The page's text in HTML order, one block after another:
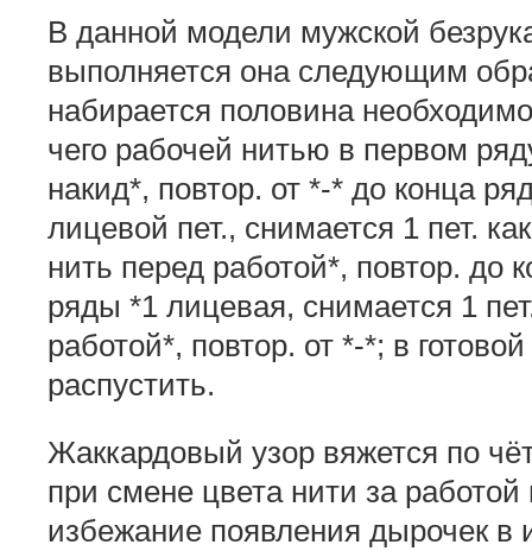
В данной модели мужской
выполняется она следующим
набирается половина
чего рабочей нитью в первом
накид*, повтор. от *-* до конца
лицевой пет., снимается 1 пет.
нить перед работой*, повтор. до
ряды *1 лицевая, снимается 1
работой*, повтор. от *-*; в
распустить.
Жаккардовый узор вяжется по
при смене цвета нити за
избежание появления дырочек в